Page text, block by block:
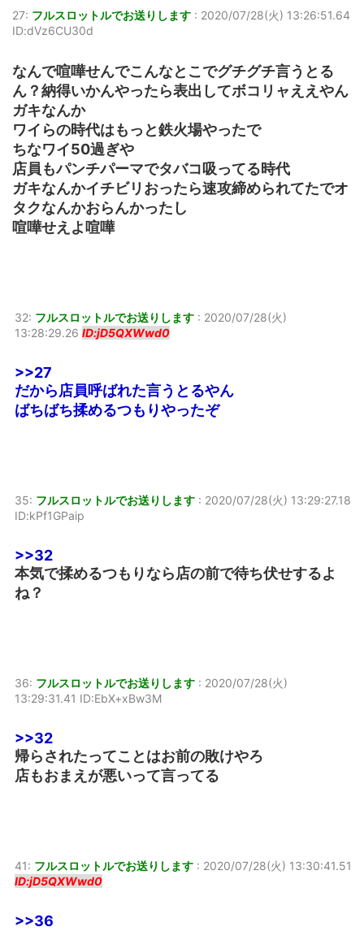
27: フルスロットルでお送りします : 2020/07/28(火) 13:26:51.64
ID:dVz6CU30d
なんで喧嘩せんでこんなとこでグチグチ言うとる
ん？納得いかんやったら表出してボコリャええやん
ガキなんか
ワイらの時代はもっと鉄火場やったで
ちなワイ50過ぎや
店員もパンチパーマでタバコ吸ってる時代
ガキなんかイチビリおったら速攻締められてたでオ
タクなんかおらんかったし
喧嘩せえよ喧嘩
32: フルスロットルでお送りします : 2020/07/28(火)
13:28:29.26 ID:jD5QXWwd0
>>27
だから店員呼ばれた言うとるやん
ばちばち揉めるつもりやったぞ
35: フルスロットルでお送りします : 2020/07/28(火) 13:29:27.18
ID:kPf1GPaip
>>32
本気で揉めるつもりなら店の前で待ち伏せするよ
ね？
36: フルスロットルでお送りします : 2020/07/28(火)
13:29:31.41 ID:EbX+xBw3M
>>32
帰らされたってことはお前の敗けやろ
店もおまえが悪いって言ってる
41: フルスロットルでお送りします : 2020/07/28(火) 13:30:41.51
ID:jD5QXWwd0
>>36